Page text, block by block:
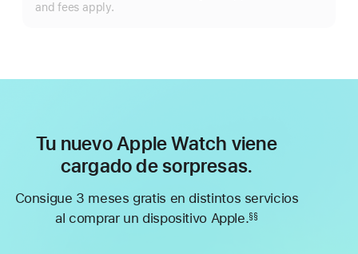
and fees apply.
Tu nuevo Apple Watch viene
cargado de sorpresas.
Consigue 3 meses gratis en distintos servicios
al comprar un dispositivo Apple.§§